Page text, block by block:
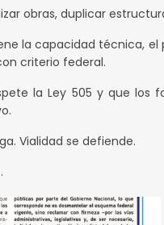
obras, duplicar
la capacidad técnica,
criterio federal.
la Ley 505 y que
Vialidad se defiende.